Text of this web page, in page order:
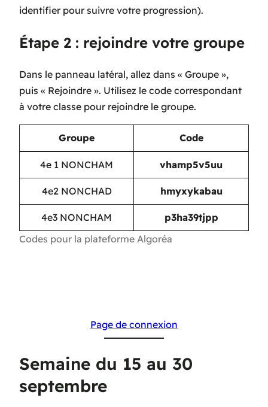
identifier pour suivre votre progression).
Étape 2 : rejoindre votre groupe
Dans le panneau latéral, allez dans « Groupe »,
puis « Rejoindre ». Utilisez le code correspondant
à votre classe pour rejoindre le groupe.
Groupe Code
4e 1 NONCHAM vhamp5v5uu
4e2 NONCHAD hmyxykabau
4e3 NONCHAM
p3ha39tjpp
Codes pour la plateforme Algoréa
Page de connexion
Semaine du 15 au 30
septembre